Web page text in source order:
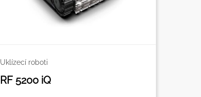
Uklízecí roboti
RF 5200 iQ